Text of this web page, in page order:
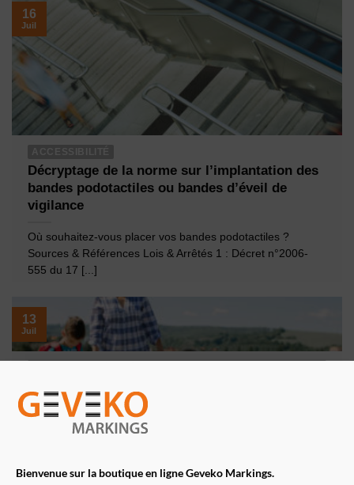
Bienvenue sur la boutique en ligne Geveko Markings.
Décryptage de la norme sur l’implantation des
bandes podotactiles ou bandes d’éveil de
vigilance
Où souhaitez-vous placer vos bandes podotactiles ?
Sources & Références Lois & Arrêtés 1 : Décret n°2006-
555 du 17 [...]
16
Juil
Comment optimiser la sécurité aux abords du
passage piéton ?
13
Juil
22